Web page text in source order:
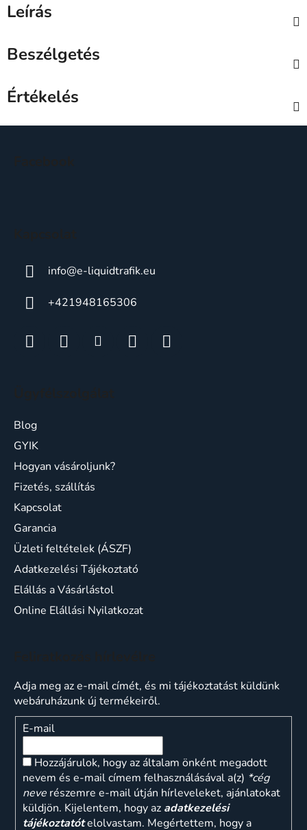
Leírás
Beszélgetés
Értékelés
info@e-liquidtrafik.eu
+421948165306
Blog
GYIK
Hogyan vásároljunk?
Fizetés, szállítás
Kapcsolat
Garancia
Üzleti feltételek (ÁSZF)
Adatkezelési Tájékoztató
Elállás a Vásárlástol
Online Elállási Nyilatkozat
Adja meg az e-mail címét, és mi tájékoztatást küldünk
webáruházunk új termékeiről.
E-mail
Hozzájárulok, hogy az általam önként megadott
nevem és e-mail címem felhasználásával a(z) *cég
neve részemre e-mail útján hírleveleket, ajánlatokat
küldjön. Kijelentem, hogy az adatkezelési
tájékoztatótelolvastam. Megértettem, hogy a